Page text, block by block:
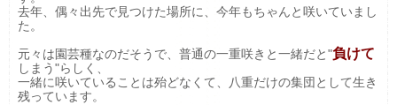
去年、偶々出先で見つけた場所に、今年もちゃんと咲いていまし
た。
元々は園芸種なのだそうで、普通の一重咲きと一緒だと"負けて
しまう"らしく、
一緒に咲いていることは殆どなくて、八重だけの集団として生き
残っています。